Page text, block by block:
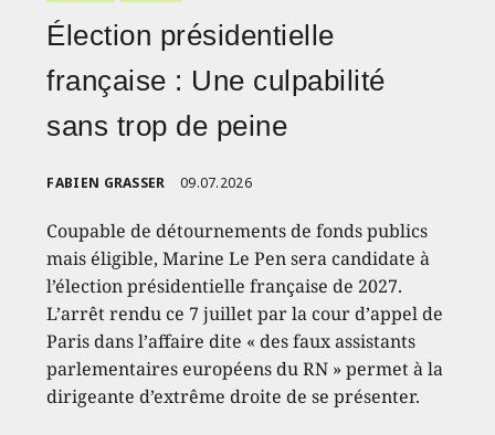
Élection présidentielle
française : Une culpabilité
sans trop de peine
FABIEN GRASSER 09.07.2026
Coupable de détournements de fonds publics
mais éligible, Marine Le Pen sera candidate à
l’élection présidentielle française de 2027.
L’arrêt rendu ce 7 juillet par la cour d’appel de
Paris dans l’affaire dite « des faux assistants
parlementaires européens du RN » permet à la
dirigeante d’extrême droite de se présenter.